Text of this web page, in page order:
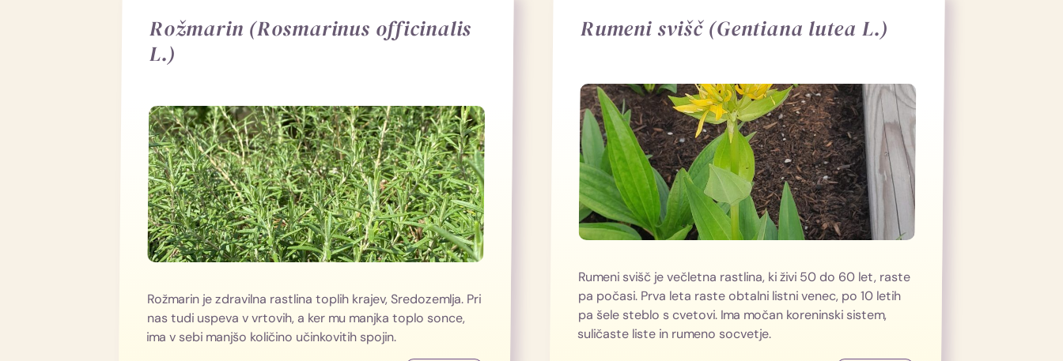
Rožmarin (Rosmarinus officinalis
L.)
Rožmarin je zdravilna rastlina toplih krajev, Sredozemlja. Pri
nas tudi uspeva v vrtovih, a ker mu manjka toplo sonce,
ima v sebi manjšo količino učinkovitih spojin.
Rumeni svišč (Gentiana lutea L.)
Rumeni svišč je večletna rastlina, ki živi 50 do 60 let, raste
pa počasi. Prva leta raste obtalni listni venec, po 10 letih
pa šele steblo s cvetovi. Ima močan koreninski sistem,
suličaste liste in rumeno socvetje.